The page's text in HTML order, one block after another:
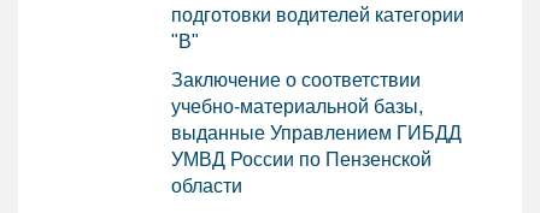
подготовки водителей категории
"В"
Заключение о соответствии
учебно-материальной базы,
выданные Управлением ГИБДД
УМВД России по Пензенской
области